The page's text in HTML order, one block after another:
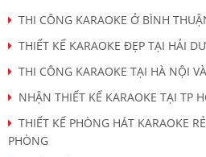
THI CÔNG KARAOKE Ở BÌNH
THIẾT KẾ KARAOKE ĐẸP TẠI HẢI
THI CÔNG KARAOKE TẠI HÀ NỘI
NHẬN THIẾT KẾ KARAOKE TẠI TP
THIẾT KẾ PHÒNG HÁT KARAOKE
PHÒNG